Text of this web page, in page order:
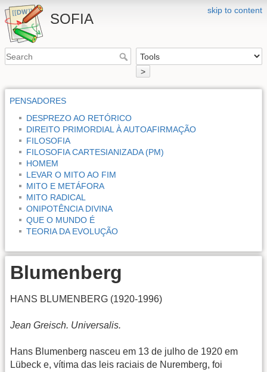
skip to content
SOFIA
>
PENSADORES
DESPREZO AO RETÓRICO
DIREITO PRIMORDIAL À AUTOAFIRMAÇÃO
FILOSOFIA
FILOSOFIA CARTESIANIZADA (PM)
HOMEM
LEVAR O MITO AO FIM
MITO E METÁFORA
MITO RADICAL
ONIPOTÊNCIA DIVINA
QUE O MUNDO É
TEORIA DA EVOLUÇÃO
Blumenberg
HANS BLUMENBERG (1920-1996)
Jean Greisch. Universalis.
Hans Blumenberg nasceu em 13 de julho de 1920 em
Lübeck e, vítima das leis raciais de Nuremberg, foi